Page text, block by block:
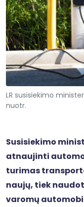
LR susisiekimo
nuotr.
Susisiekimo
atnaujinti
turimas
naujų, tiek
varomų